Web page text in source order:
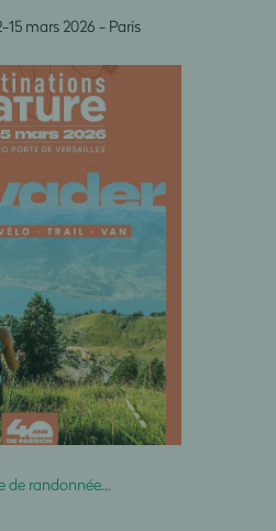
15 mars 2026 - Paris
de randonnée…